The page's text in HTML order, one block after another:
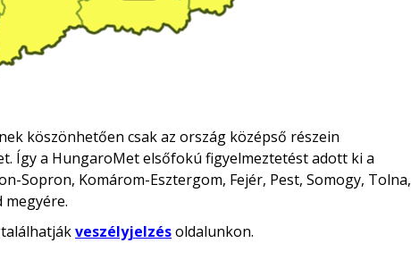
köszönhetően csak az ország középső részein
Így a HungaroMet elsőfokú figyelmeztetést adott ki a
Sopron, Komárom-Esztergom, Fejér, Pest, Somogy, Tolna,
megyére.
veszélyjelzésoldalunkon.